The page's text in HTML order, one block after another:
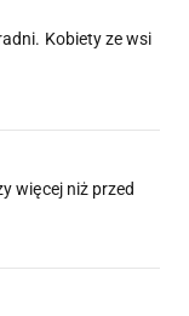
Kobiety ze wsi
więcej niż przed